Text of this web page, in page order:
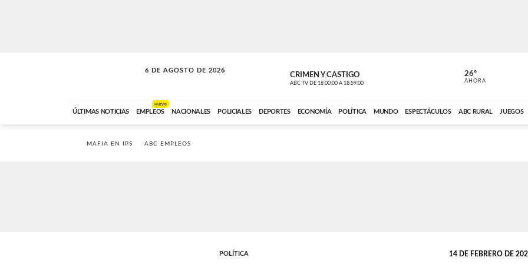
6 DE AGOSTO DE 2026
SOLO MÚSICA CRIMEN Y CASTIGO
ABC TV DE 18:00:00 A 18:59:00 ABC CARDINAL
26º
AHORA
ÚLTIMAS NOTICIAS EMPLEOS
NUEVO
NACIONALES POLICIALES DEPORTES ECONOMÍA POLÍTICA MUNDO ESPECTÁCULOS ABC RURAL JUEGOS
MAFIA EN IPS ABC EMPLEOS
POLÍTICA 14 DE FEBRERO DE